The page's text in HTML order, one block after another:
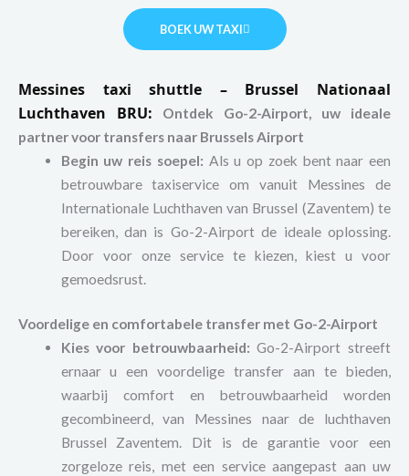
BOEK UW TAXI
Messines taxi shuttle – Brussel Nationaal
Luchthaven BRU:
Ontdek Go-2-Airport, uw ideale
partner voor transfers naar Brussels Airport
Begin uw reis soepel: Als u op zoek bent naar een
betrouwbare taxiservice om vanuit Messines de
Internationale Luchthaven van Brussel (Zaventem) te
bereiken, dan is Go-2-Airport de ideale oplossing.
Door voor onze service te kiezen, kiest u voor
gemoedsrust.
Voordelige en comfortabele transfer met Go-2-Airport
Kies voor betrouwbaarheid: Go-2-Airport streeft
ernaar u een voordelige transfer aan te bieden,
waarbij comfort en betrouwbaarheid worden
gecombineerd, van Messines naar de luchthaven
Brussel Zaventem. Dit is de garantie voor een
zorgeloze reis, met een service aangepast aan uw